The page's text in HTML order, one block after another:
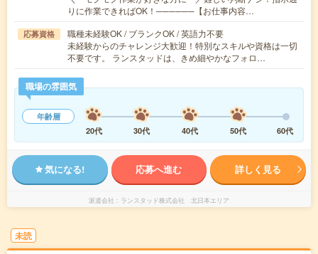
りに作業できればOK！──────【お仕事内容…
応募資格
職種未経験OK / ブランクOK / 英語力不要
未経験からのチャレンジ大歓迎！特別なスキルや資格は一切
不要です。 ランスタッドは、きめ細やかなフォロ…
職場の雰囲気
年齢層
20代
30代 40代 50代 60代
気になる! 応募へ進む 詳しく見る
派遣会社 ランスタッド株式会社 北日本エリア
未読